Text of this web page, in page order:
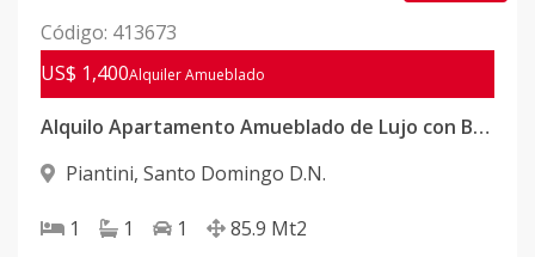
Código: 413673
US$ 1,400AlquilerAmueblado
Alquilo Apartamento Amueblado de Lujo con Balcón en Torre Premium – 1 Habitación | US$1,400
Piantini, Santo Domingo D.N.
1 1 1 85.9 Mt2